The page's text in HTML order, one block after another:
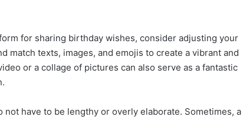
for sharing birthday wishes, consider adjusting your
match texts, images, and emojis to create a vibrant and
or a collage of pictures can also serve as a fantastic
have to be lengthy or overly elaborate. Sometimes, a